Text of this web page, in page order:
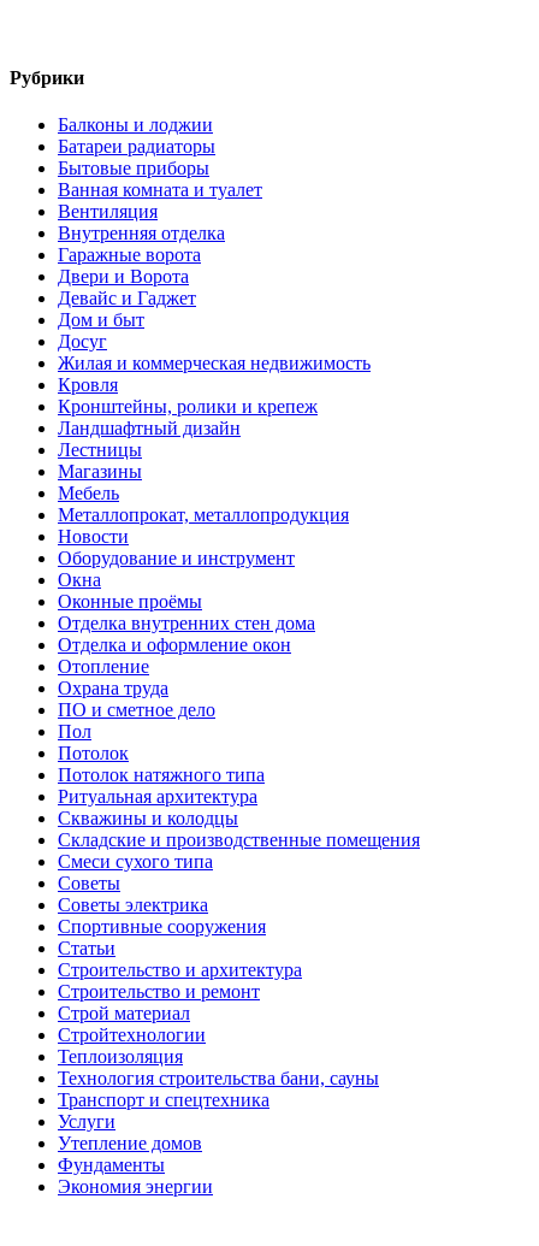
Рубрики
Балконы и лоджии
Батареи радиаторы‎
Бытовые приборы
Ванная комната и туалет
Вентиляция
Внутренняя отделка
Гаражные ворота
Двери и Ворота
Девайс и Гаджет
Дом и быт
Досуг
Жилая и коммерческая недвижимость
Кровля
Кронштейны, ролики и крепеж
Ландшафтный дизайн
Лестницы
Магазины
Мебель
Металлопрокат, металлопродукция
Новости
Оборудование и инструмент
Окна
Оконные проёмы
Отделка внутренних стен дома
Отделка и оформление окон
Отопление
Охрана труда
ПО и сметное дело
Пол
Потолок
Потолок натяжного типа
Ритуальная архитектура
Скважины и колодцы
Складские и производственные помещения
Смеси сухого типа
Советы
Советы электрика
Спортивные сооружения
Статьи
Строительство и архитектура
Строительство и ремонт
Строй материал
Стройтехнологии
Теплоизоляция
Технология строительства бани, сауны
Транспорт и спецтехника
Услуги
Утепление домов
Фундаменты
Экономия энергии